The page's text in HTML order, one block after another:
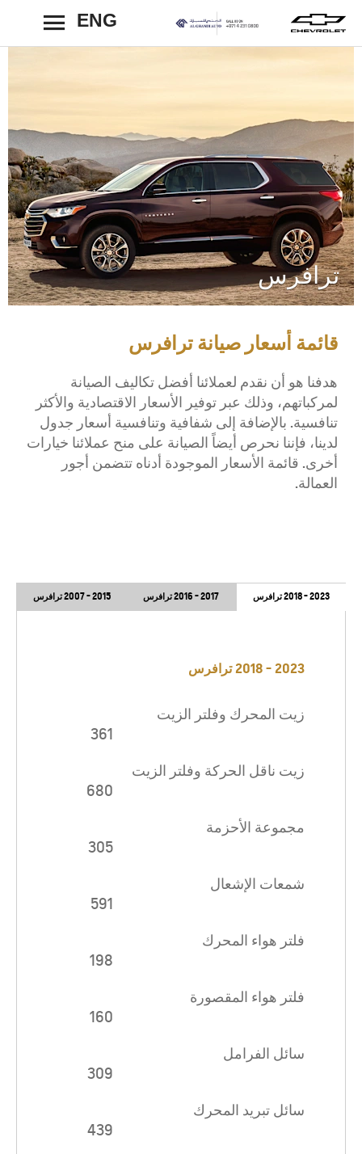
ENG رجوع
ترافرس
قائمة أسعار صيانة ترافرس
هدفنا هو أن نقدم لعملائنا أفضل تكاليف الصيانة
لمركباتهم، وذلك عبر توفير الأسعار الاقتصادية والأكثر
تنافسية. بالإضافة إلى شفافية وتنافسية أسعار جدول
لدينا، فإننا نحرص أيضاً الصيانة على منح عملائنا خيارات
أخرى. قائمة الأسعار الموجودة أدناه تتضمن أجور
العمالة.
2023 - 2018 ترافرس 2017 - 2016 ترافرس 2015 - 2007 ترافرس
2023 - 2018 ترافرس
زيت المحرك وفلتر الزيت
361
زيت ناقل الحركة وفلتر الزيت
680
مجموعة الأحزمة
305
شمعات الإشعال
591
فلتر هواء المحرك
198
فلتر هواء المقصورة
160
سائل الفرامل
309
سائل تبريد المحرك
439